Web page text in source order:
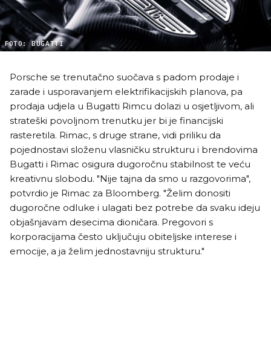
FOTO: BUGATTI
Porsche se trenutačno suočava s padom prodaje i
zarade i usporavanjem elektrifikacijskih planova, pa
prodaja udjela u Bugatti Rimcu dolazi u osjetljivom, ali
strateški povoljnom trenutku jer bi je financijski
rasteretila. Rimac, s druge strane, vidi priliku da
pojednostavi složenu vlasničku strukturu i brendovima
Bugatti i Rimac osigura dugoročnu stabilnost te veću
kreativnu slobodu. "Nije tajna da smo u razgovorima",
potvrdio je Rimac za Bloomberg. "Želim donositi
dugoročne odluke i ulagati bez potrebe da svaku ideju
objašnjavam desecima dioničara. Pregovori s
korporacijama često uključuju obiteljske interese i
emocije, a ja želim jednostavniju strukturu."